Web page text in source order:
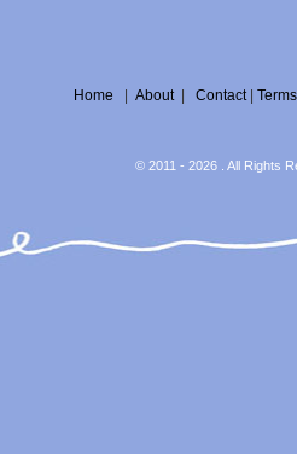
Home About| Contact| Terms
© 2011 - 2026 . All Rights